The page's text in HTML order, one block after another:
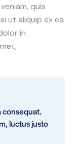
quis
ut aliquip ex ea
in
consequat.
luctus justo